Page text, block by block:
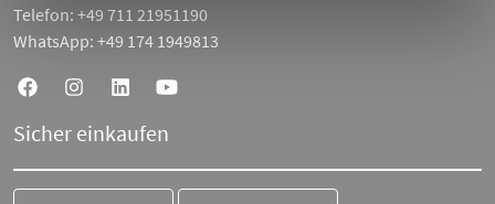
Telefon: +49 711 21951190
WhatsApp: +49 174 1949813
Sicher einkaufen